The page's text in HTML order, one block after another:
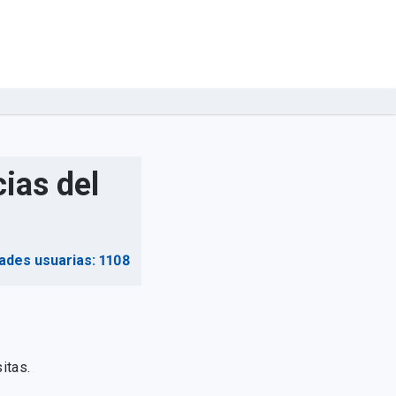
del
usuarias: 1108